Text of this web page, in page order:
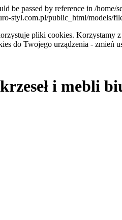
be passed by reference in /
styl.com.pl/public_html/models/
pliki cookies. Korzystamy
do Twojego urządzenia - zmień
i mebli